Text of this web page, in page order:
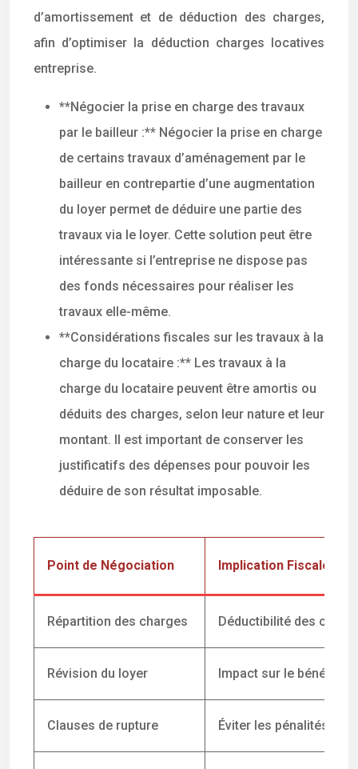
d’amortissement et de déduction des charges,
afin d’optimiser la déduction charges locatives
entreprise.
**Négocier la prise en charge des travaux
par le bailleur :** Négocier la prise en charge
de certains travaux d’aménagement par le
bailleur en contrepartie d’une augmentation
du loyer permet de déduire une partie des
travaux via le loyer. Cette solution peut être
intéressante si l’entreprise ne dispose pas
des fonds nécessaires pour réaliser les
travaux elle-même.
**Considérations fiscales sur les travaux à la
charge du locataire :** Les travaux à la
charge du locataire peuvent être amortis ou
déduits des charges, selon leur nature et leur
montant. Il est important de conserver les
justificatifs des dépenses pour pouvoir les
déduire de son résultat imposable.
Point de Négociation Implication Fiscale
Répartition des charges Déductibilité des
Révision du loyer Impact sur le bénéfice
Clauses de rupture Éviter les pénalités